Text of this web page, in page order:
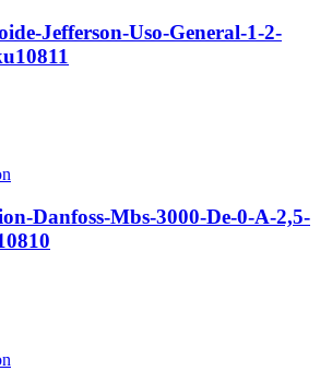
Jefferson-Uso-General-1-2-
Danfoss-Mbs-3000-De-0-A-2,5-